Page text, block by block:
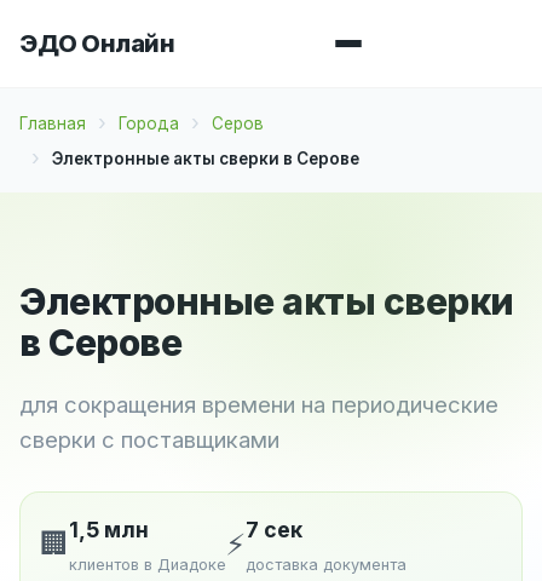
ЭДО Онлайн
Главная Города
Серов
Электронные акты сверки в Серове
Электронные акты сверки
в Серове
для сокращения времени на периодические
сверки с поставщиками
🏢 1,5 млн
клиентов в Диадоке
⚡7 сек
доставка документа